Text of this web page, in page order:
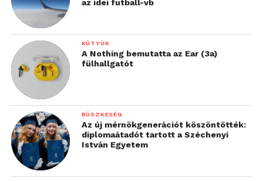
az idei futball-vb
KÜTYÜK
A Nothing bemutatta az Ear (3a)
fülhallgatót
BÜSZKESÉG
Az új mérnökgenerációt köszöntötték:
diplomaátadót tartott a Széchenyi
István Egyetem